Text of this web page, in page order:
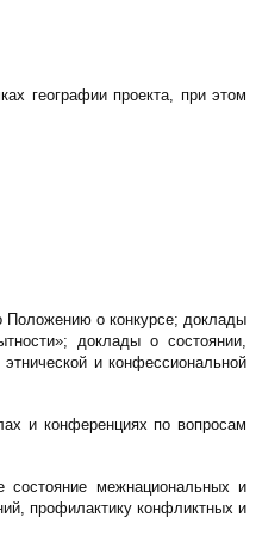
географии проекта, при этом
Положению о конкурсе; доклады
доклады о состоянии,
и конфессиональной
и конференциях по вопросам
состояние межнациональных и
профилактику конфликтных и